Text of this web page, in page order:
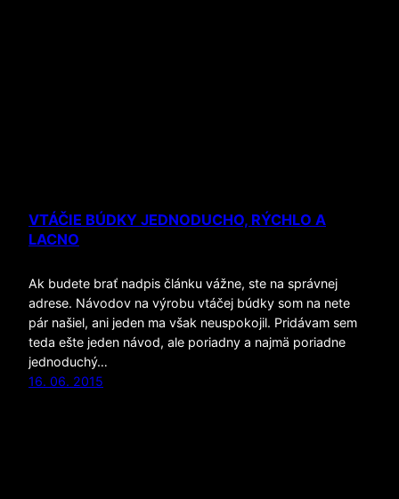
VTÁČIE BÚDKY JEDNODUCHO, RÝCHLO A
LACNO
Ak budete brať nadpis článku vážne, ste na správnej
adrese. Návodov na výrobu vtáčej búdky som na nete
pár našiel, ani jeden ma však neuspokojil. Pridávam sem
teda ešte jeden návod, ale poriadny a najmä poriadne
jednoduchý…
16. 06. 2015